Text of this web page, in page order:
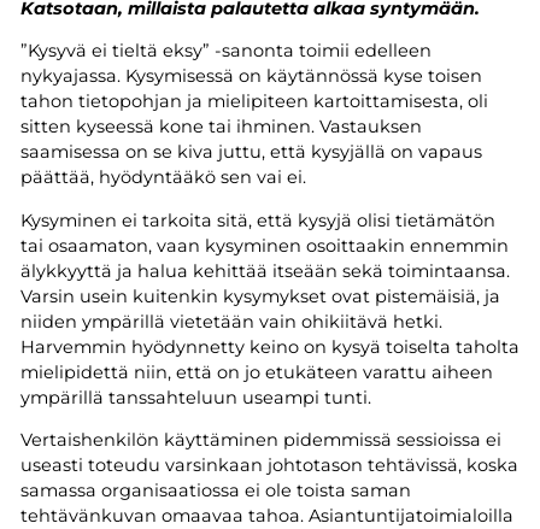
Katsotaan, millaista palautetta alkaa syntymään.
”Kysyvä ei tieltä eksy” -sanonta toimii edelleen
nykyajassa. Kysymisessä on käytännössä kyse toisen
tahon tietopohjan ja mielipiteen kartoittamisesta, oli
sitten kyseessä kone tai ihminen. Vastauksen
saamisessa on se kiva juttu, että kysyjällä on vapaus
päättää, hyödyntääkö sen vai ei.
Kysyminen ei tarkoita sitä, että kysyjä olisi tietämätön
tai osaamaton, vaan kysyminen osoittaakin ennemmin
älykkyyttä ja halua kehittää itseään sekä toimintaansa.
Varsin usein kuitenkin kysymykset ovat pistemäisiä, ja
niiden ympärillä vietetään vain ohikiitävä hetki.
Harvemmin hyödynnetty keino on kysyä toiselta taholta
mielipidettä niin, että on jo etukäteen varattu aiheen
ympärillä tanssahteluun useampi tunti.
Vertaishenkilön käyttäminen pidemmissä sessioissa ei
useasti toteudu varsinkaan johtotason tehtävissä, koska
samassa organisaatiossa ei ole toista saman
tehtävänkuvan omaavaa tahoa. Asiantuntijatoimialoilla